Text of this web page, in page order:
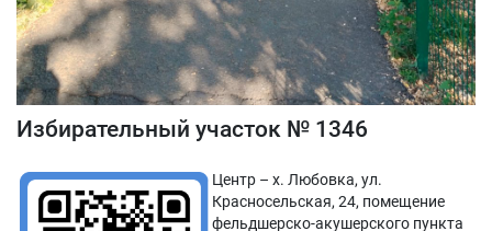
Избирательный участок № 1346
Центр – х. Любовка, ул.
Красносельская, 24, помещение
фельдшерско-акушерского пункта